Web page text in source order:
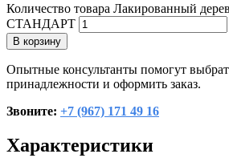
Количество товара Лакированный
СТАНДАРТ
В корзину
Опытные консультанты помогут
принадлежности и оформить заказ.
Звоните: +7 (967) 171 49 16
Характеристики